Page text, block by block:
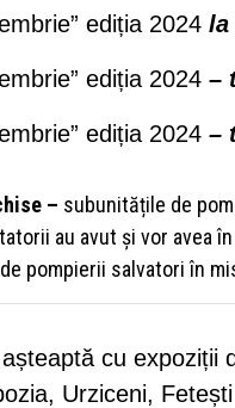
ediția 2024 la
ediția 2024 –
ediția 2024 –
– subunitățile de
au avut și vor avea
pompierii salvatori în
cu
Urziceni,